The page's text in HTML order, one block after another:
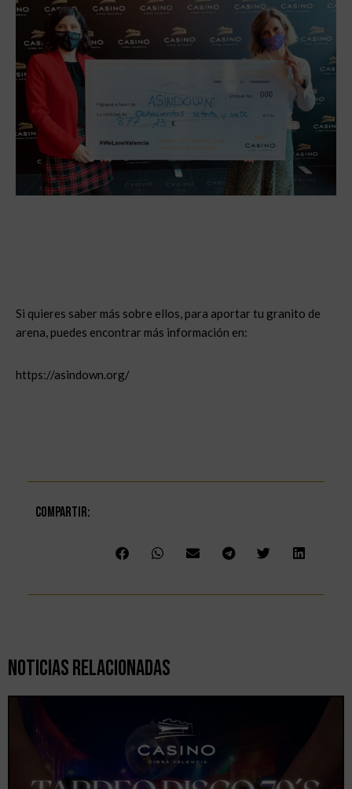
Si quieres saber más sobre ellos, para aportar tu granito de
arena, puedes encontrar más información en:
https://asindown.org/
Compartir:
Noticias Relacionadas